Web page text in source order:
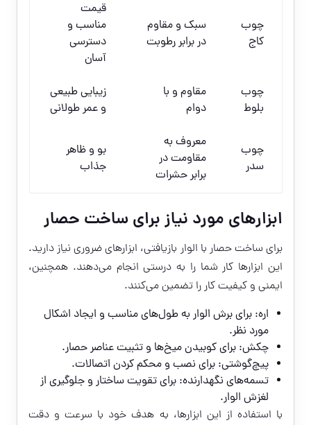
چوب
کاج
سبک و مقاوم
در برابر رطوبت
قیمت
مناسب و
دسترسی
آسان
چوب
بلوط
مقاوم و با
دوام
زیبایی طبیعی
و عمر طولانی
چوب
سدر
معروف به
مقاومت در
برابر حشرات
بو و ظاهر
جذاب
ابزارهای مورد نیاز برای ساخت حصار
برای ساخت حصار با الوار بازیافتی، ابزارهای ضروری نیاز دارید.
این ابزارها کار شما را به درستی انجام می‌دهند. همچنین،
ایمنی و کیفیت کار را تضمین می‌کنند.
اره: برای برش الوار به طول‌های مناسب و ایجاد اشکال
مورد نظر.
چکش: برای کوبیدن میخ‌ها و تثبیت عناصر حصار.
پیچ‌گوشتی: برای نصب و محکم کردن اتصالات.
تسمه‌های نگهدارنده: برای تقویت ساختار و جلوگیری از
لغزش الوار.
با استفاده از این ابزارها، به هدف خود با سرعت و دقت